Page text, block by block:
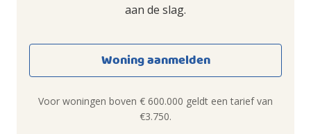
aan de slag.
Woning aanmelden
Voor woningen boven € 600.000 geldt een tarief van
€3.750.